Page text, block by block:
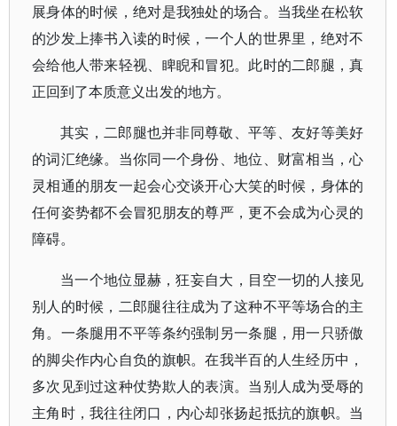
展身体的时候，绝对是我独处的场合。当我坐在松软
的沙发上捧书入读的时候，一个人的世界里，绝对不
会给他人带来轻视、睥睨和冒犯。此时的二郎腿，真
正回到了本质意义出发的地方。
其实，二郎腿也并非同尊敬、平等、友好等美好
的词汇绝缘。当你同一个身份、地位、财富相当，心
灵相通的朋友一起会心交谈开心大笑的时候，身体的
任何姿势都不会冒犯朋友的尊严，更不会成为心灵的
障碍。
当一个地位显赫，狂妄自大，目空一切的人接见
别人的时候，二郎腿往往成为了这种不平等场合的主
角。一条腿用不平等条约强制另一条腿，用一只骄傲
的脚尖作内心自负的旗帜。在我半百的人生经历中，
多次见到过这种仗势欺人的表演。当别人成为受辱的
主角时，我往往闭口，内心却张扬起抵抗的旗帜。当